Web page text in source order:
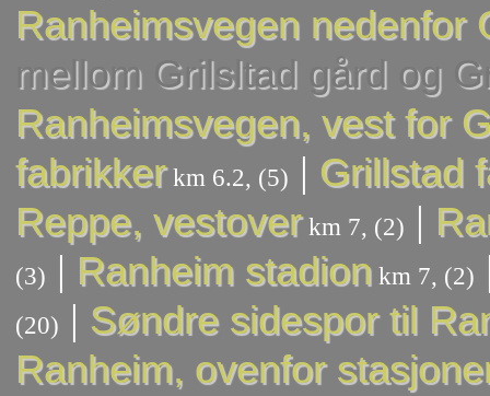
Ranheimsvegen nedenfor
mellom Grilsltad gård og
Ranheimsvegen, vest for
fabrikkerkm 6.2, (5) | Grillstad
Reppe, vestoverkm 7, (2) |
(3) | Ranheim stadion km 7, (2)
(20) | Søndre sidespor til
Ranheim, ovenfor